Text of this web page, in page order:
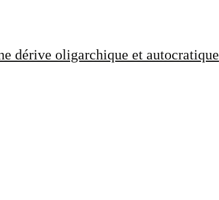
dérive oligarchique et autocratique